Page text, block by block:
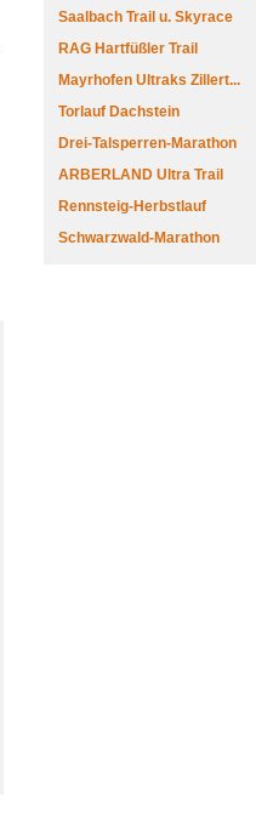
Saalbach Trail u. Skyrace
RAG Hartfüßler Trail
Mayrhofen Ultraks Zillert...
Torlauf Dachstein
Drei-Talsperren-Marathon
ARBERLAND Ultra Trail
Rennsteig-Herbstlauf
Schwarzwald-Marathon